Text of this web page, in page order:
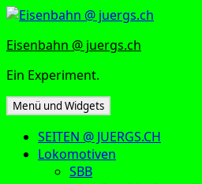
Zum
springen
Eisenbahn @ juergs.ch
Ein Experiment.
Menü und Widgets
SEITEN @ JUERGS.CH
Lokomotiven
SBB